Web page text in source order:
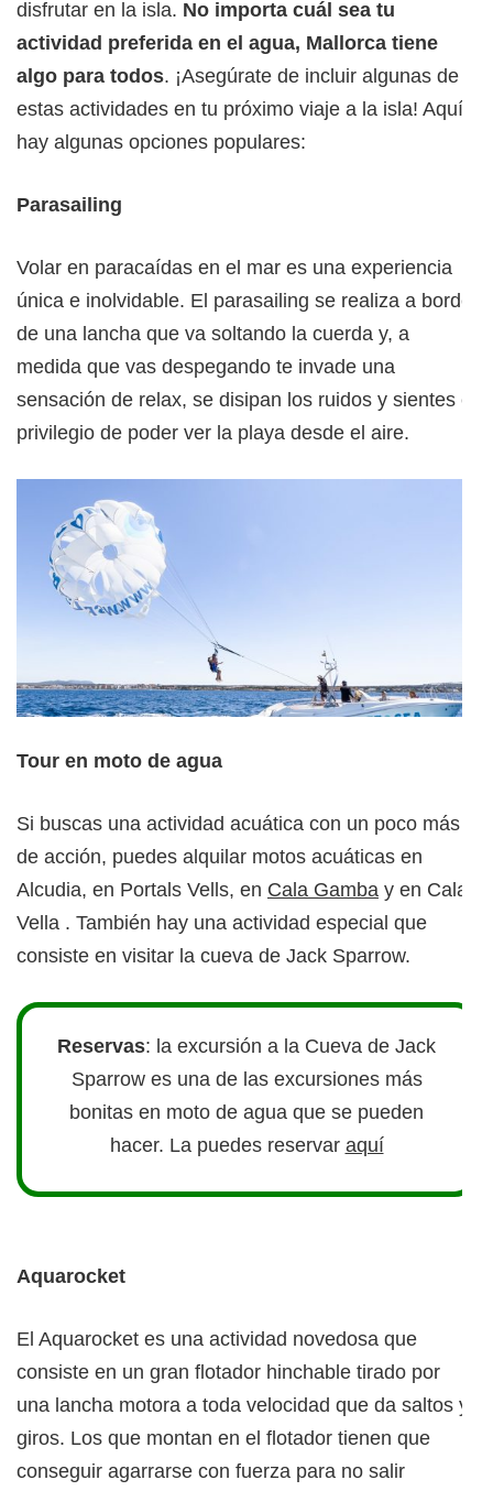
disfrutar en la isla. No importa cuál sea tu
actividad preferida en el agua, Mallorca tiene
algo para todos. ¡Asegúrate de incluir algunas de
estas actividades en tu próximo viaje a la isla! Aquí
hay algunas opciones populares:
Parasailing
Volar en paracaídas en el mar es una experiencia
única e inolvidable. El parasailing se realiza a bordo
de una lancha que va soltando la cuerda y, a
medida que vas despegando te invade una
sensación de relax, se disipan los ruidos y sientes el
privilegio de poder ver la playa desde el aire.
Tour en moto de agua
Si buscas una actividad acuática con un poco más
de acción, puedes alquilar motos acuáticas en
Alcudia, en Portals Vells, en Cala Gamba y en Cala
Vella . También hay una actividad especial que
consiste en visitar la cueva de Jack Sparrow.
Reservas: la excursión a la Cueva de Jack
Sparrow es una de las excursiones más
bonitas en moto de agua que se pueden
hacer. La puedes reservar aquí
Aquarocket
El Aquarocket es una actividad novedosa que
consiste en un gran flotador hinchable tirado por
una lancha motora a toda velocidad que da saltos y
giros. Los que montan en el flotador tienen que
conseguir agarrarse con fuerza para no salir